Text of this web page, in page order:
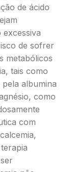
de ácido
de sofrer
metabólicos
tais como
albumina
como
com